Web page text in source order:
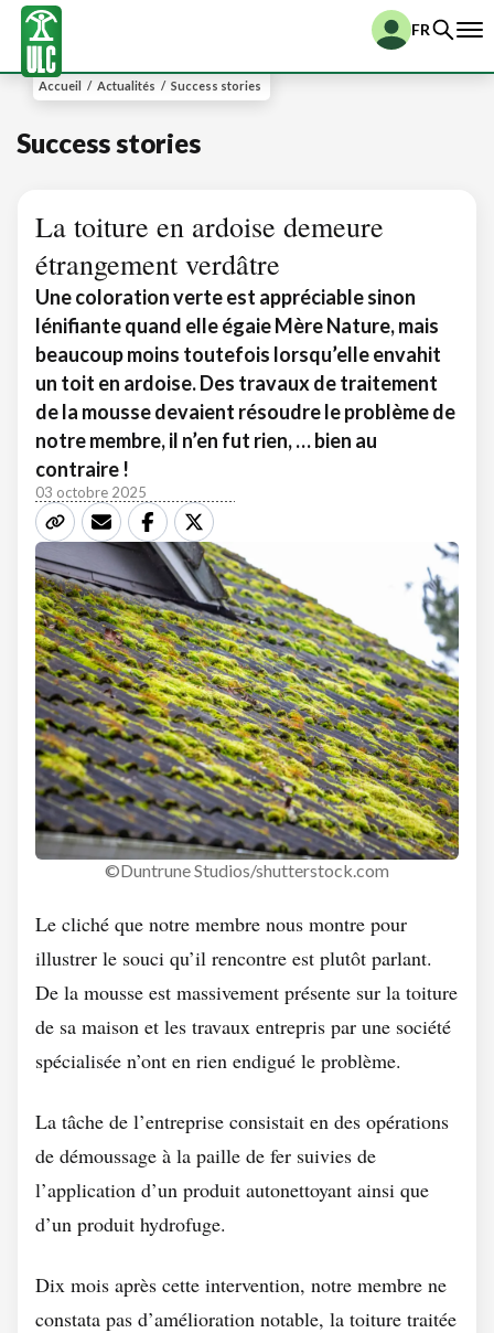
FR
Accueil / Actualités / Success stories
Success stories
La toiture en ardoise demeure
étrangement verdâtre
Une coloration verte est appréciable sinon
lénifiante quand elle égaie Mère Nature, mais
beaucoup moins toutefois lorsqu’elle envahit
un toit en ardoise. Des travaux de traitement
de la mousse devaient résoudre le problème de
notre membre, il n’en fut rien, … bien au
contraire !
03 octobre 2025
©Duntrune Studios/shutterstock.com
Le cliché que notre membre nous montre pour
illustrer le souci qu’il rencontre est plutôt parlant.
De la mousse est massivement présente sur la toiture
de sa maison et les travaux entrepris par une société
spécialisée n’ont en rien endigué le problème.
La tâche de l’entreprise consistait en des opérations
de démoussage à la paille de fer suivies de
l’application d’un produit autonettoyant ainsi que
d’un produit hydrofuge.
Dix mois après cette intervention, notre membre ne
constata pas d’amélioration notable, la toiture traitée